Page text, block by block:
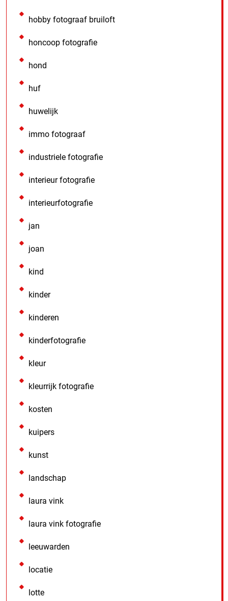
hobby fotograaf bruiloft
honcoop fotografie
hond
huf
huwelijk
immo fotograaf
industriele fotografie
interieur fotografie
interieurfotografie
jan
joan
kind
kinder
kinderen
kinderfotografie
kleur
kleurrijk fotografie
kosten
kuipers
kunst
landschap
laura vink
laura vink fotografie
leeuwarden
locatie
lotte